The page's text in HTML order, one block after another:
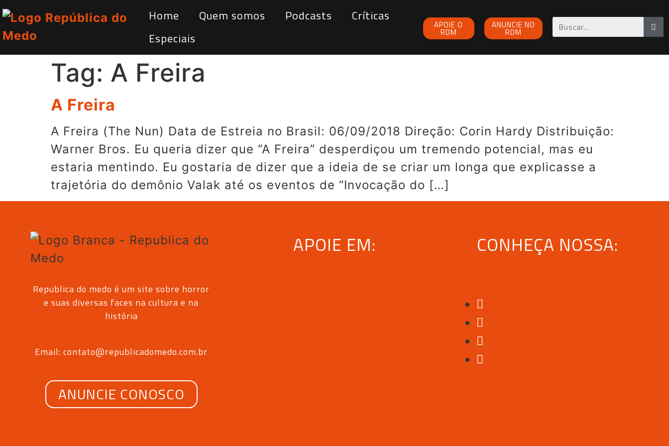
Home Quem somos Podcasts
Críticas
Especiais
APOIE O
RDM
ANUNCIE NO
RDM
Tag: A Freira
A Freira
A Freira (The Nun) Data de Estreia no Brasil: 06/09/2018 Direção: Corin Hardy Distribuição:
Warner Bros. Eu queria dizer que “A Freira” desperdiçou um tremendo potencial, mas eu
estaria mentindo. Eu gostaria de dizer que a ideia de se criar um longa que explicasse a
trajetória do demônio Valak até os eventos de “Invocação do […]
Republica do medo é um site sobre horror
e suas diversas faces na cultura e na
história
Email: contato@republicadomedo.com.br
ANUNCIE CONOSCO
APOIE EM: CONHEÇA NOSSA: